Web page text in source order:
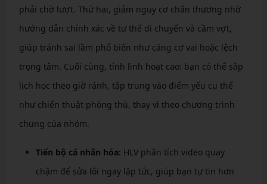
phải chờ lượt. Thứ hai, giảm nguy cơ chấn thương nhờ
hướng dẫn chính xác về tư thế di chuyển và cầm vợt,
giúp tránh sai lầm phổ biến như căng cơ vai hoặc lệch
trọng tâm. Cuối cùng, tính linh hoạt cao: bạn có thể sắp
lịch học theo giờ rảnh, tập trung vào điểm yếu cụ thể
như chiến thuật phòng thủ, thay vì theo chương trình
chung của nhóm.
Tiến bộ cá nhân hóa: HLV phân tích video quay
chậm để sửa lỗi ngay lập tức, giúp bạn tự tin hơn